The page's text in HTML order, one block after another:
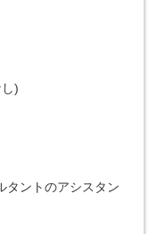
)
タントのアシスタン